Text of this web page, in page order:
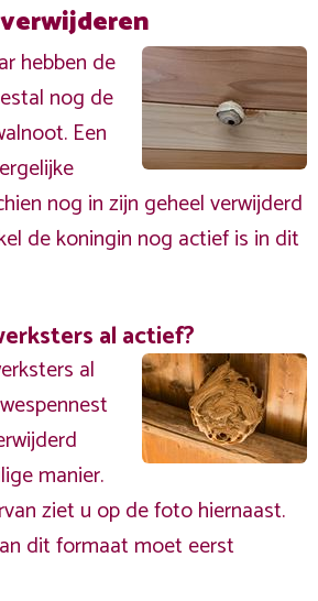
hebben de
nog de
Een
nog in zijn geheel verwijderd
de koningin nog actief is in dit
al actief?
al
manier.
ziet u op de foto hiernaast.
dit formaat moet eerst